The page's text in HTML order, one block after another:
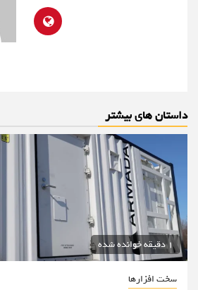
داستان های بیشتر
1 دقیقه خوانده شده
سخت افزارها